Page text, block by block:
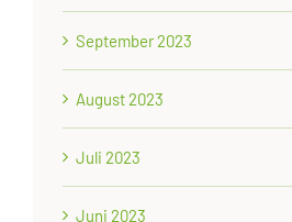
September 2023
August 2023
Juli 2023
Juni 2023